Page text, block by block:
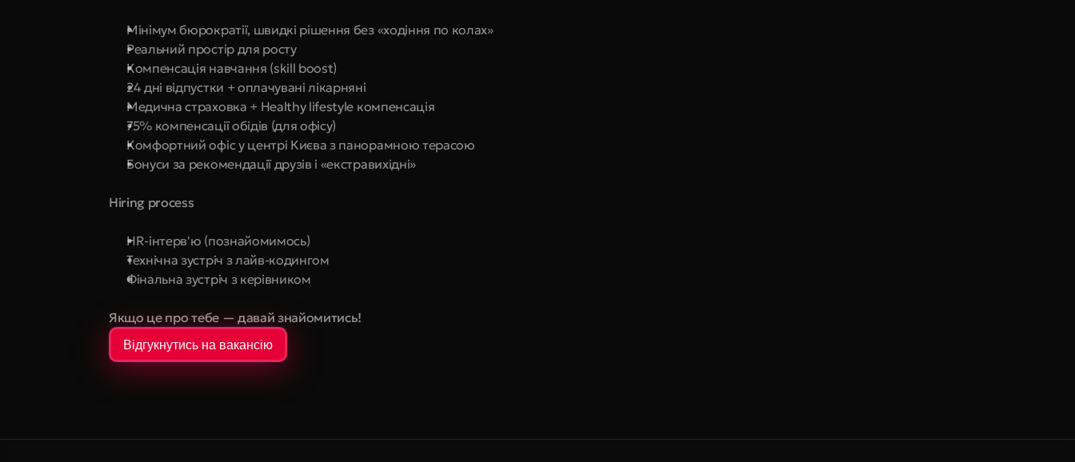
Мінімум бюрократії, швидкі рішення без «ходіння по колах»
Реальний простір для росту
Компенсація навчання (skill boost)
24 дні відпустки + оплачувані лікарняні
Медична страховка + Healthy lifestyle компенсація
75% компенсації обідів (для офісу)
Комфортний офіс у центрі Києва з панорамною терасою
Бонуси за рекомендації друзів і «екстравихідні»
Hiring process
HR-інтерв'ю (познайомимось)
Технічна зустріч з лайв-кодингом
Фінальна зустріч з керівником
Якщо це про тебе — давай знайомитись!
Відгукнутись на вакансію